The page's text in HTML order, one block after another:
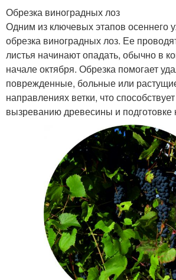
Обрезка виноградных лоз
Одним из ключевых этапов осеннего
обрезка виноградных лоз. Ее
листья начинают опадать, обычно в
начале октября. Обрезка помогает
поврежденные, больные или
направлениях ветки, что
вызреванию древесины и подготовке